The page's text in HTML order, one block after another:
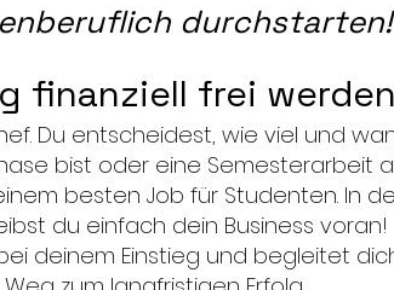
durchstarten!
finanziell frei werden
Du entscheidest, wie viel und
bist oder eine Semesterarbeit
besten Job für Studenten. In
du einfach dein Business voran!
deinem Einstieg und begleitet